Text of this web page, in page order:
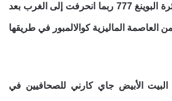
النظرية القائلة إن طائرة البوينغ 777 ربما انحرفت إلى الغرب بعد
العاصمة الماليزية كوالالمبور في طريقها
الأبيض جاي كارني للصحافيين في